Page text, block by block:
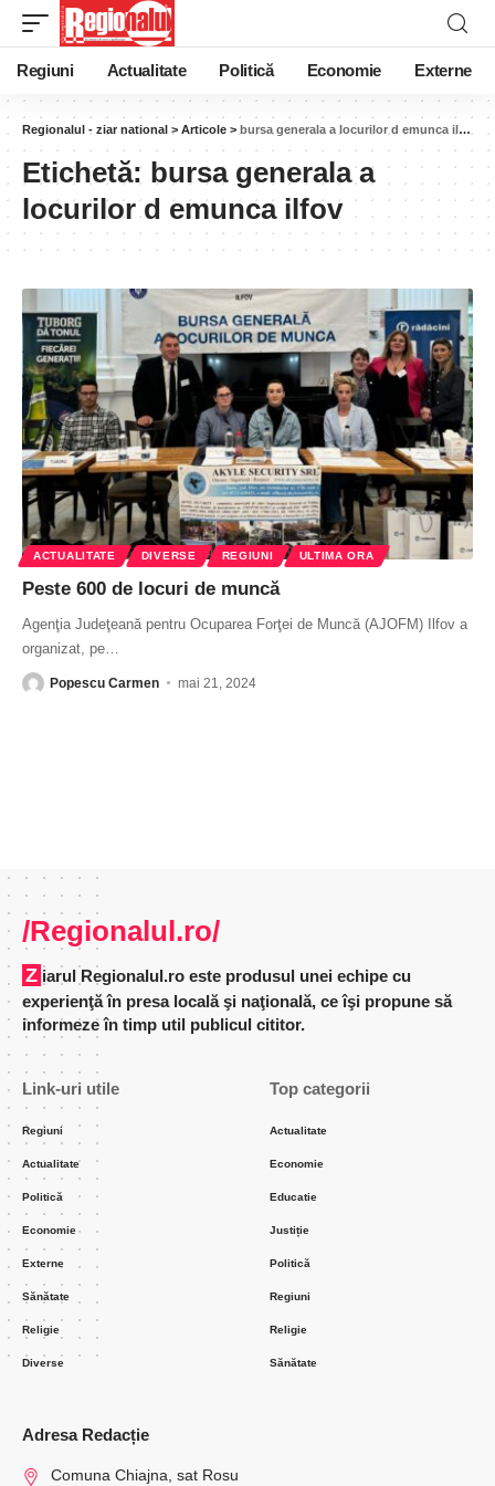
Regiuni Actualitate Politică Economie Externe
Regionalul - ziar national > Articole > bursa generala a locurilor d emunca ilfov
Etichetă: bursa generala a
locurilor d emunca ilfov
ACTUALITATE DIVERSE REGIUNI ULTIMA ORA
Peste 600 de locuri de muncă
Agenţia Judeţeană pentru Ocuparea Forţei de Muncă (AJOFM) Ilfov a
organizat, pe
Popescu Carmen mai 21, 2024
/Regionalul.ro/
Ziarul Regionalul.ro este produsul unei echipe cu
experienţă în presa locală şi naţională, ce îşi propune să
informeze în timp util publicul cititor.
Link-uri utile
Regiuni
Actualitate
Politică
Economie
Externe
Sănătate
Religie
Diverse
Top categorii
Actualitate
Economie
Educatie
Justiție
Politică
Regiuni
Religie
Sănătate
Adresa Redacție
Comuna Chiajna, sat Rosu